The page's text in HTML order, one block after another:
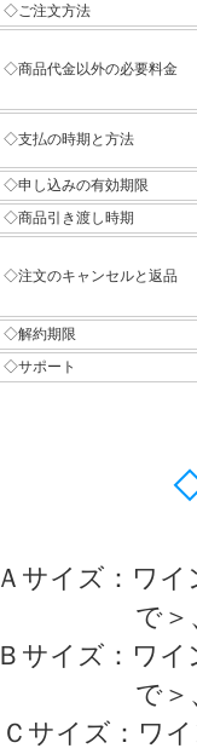
◇ご注文方法
◇商品代金以外の必要料金
◇支払の時期と方法
◇申し込みの有効期限
◇商品引き渡し時期
◇注文のキャンセルと返品
◇解約期限
◇サポート
Ａサイズ：ワ
で
Ｂサイズ：ワ
で
Ｃサイズ：ワ